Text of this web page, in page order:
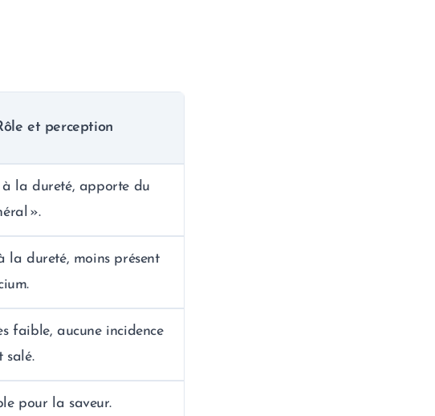
et perception
à la dureté, apporte du
».
la dureté, moins présent
faible, aucune incidence
salé.
pour la saveur.